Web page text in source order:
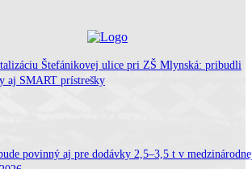
Štefánikovej ulice pri ZŠ Mlynská: pribudli
aj SMART prístrešky
povinný aj pre dodávky 2,5–3,5 t v